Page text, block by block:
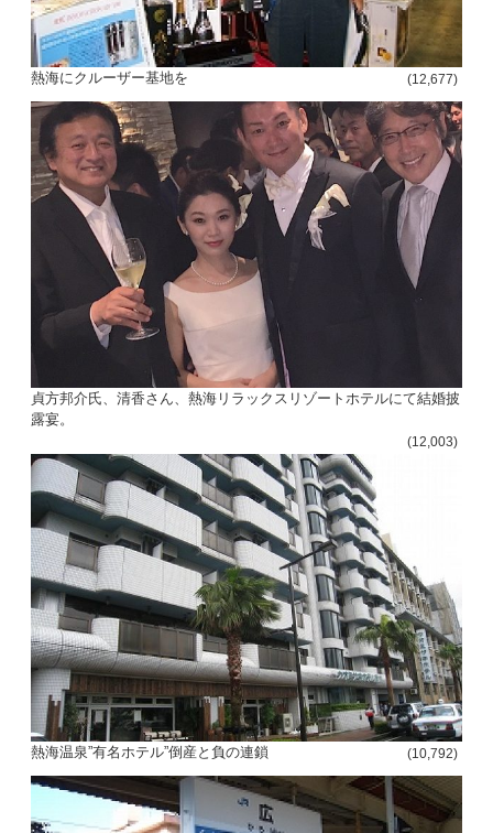
熱海にクルーザー基地を (12,677)
貞方邦介氏、清香さん、熱海リラックスリゾートホテルにて結婚披
露宴。
(12,003)
熱海温泉”有名ホテル”倒産と負の連鎖 (10,792)